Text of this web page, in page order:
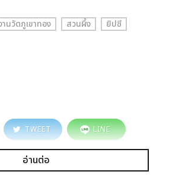
านวัดภูเขาทอง สวนผึ้ง ยิปซี
TWEET LINE
อ่านต่อ